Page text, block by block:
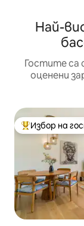
Най-
Гостите са
оценени
Най-Избор на